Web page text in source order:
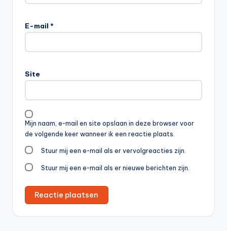
E-mail *
Site
Mijn naam, e-mail en site opslaan in deze browser voor
de volgende keer wanneer ik een reactie plaats.
Stuur mij een e-mail als er vervolgreacties zijn.
Stuur mij een e-mail als er nieuwe berichten zijn.